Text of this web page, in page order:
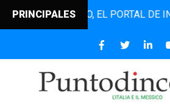
PRINCIPALES EL PORTAL DE